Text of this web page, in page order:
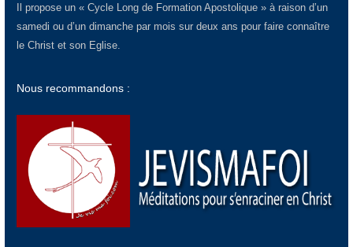
Il propose un « Cycle Long de Formation Apostolique » à raison d’un
samedi ou d’un dimanche par mois sur deux ans pour faire connaître
le Christ et son Eglise.
Nous recommandons :